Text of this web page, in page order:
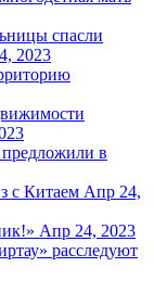
спасли
2023
в
с Китаем Апр 24,
Апр 24, 2023
расследуют